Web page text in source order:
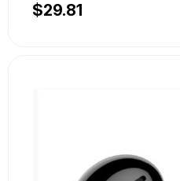
$29.81